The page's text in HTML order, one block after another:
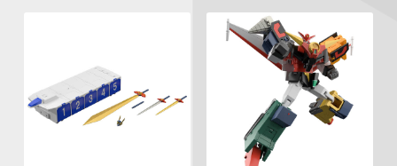
PROJECT R.E.D.・
スーパー戦隊シリー
ズ
サンリオキャラクタ
ーズ
つりグミ キャラデコ